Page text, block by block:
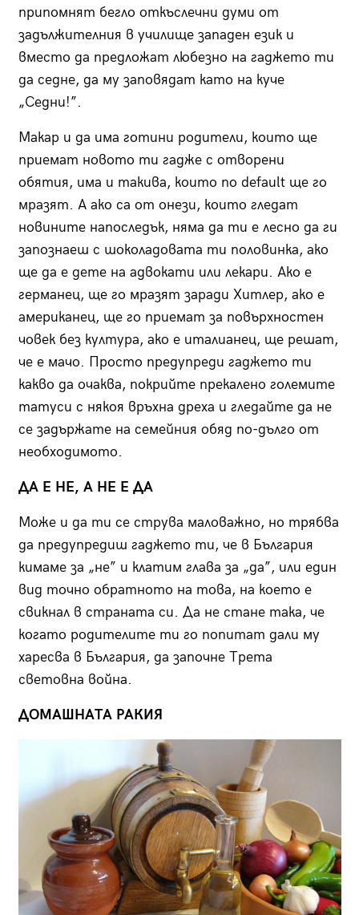
припомнят бегло откъслечни думи от
задължителния в училище западен език и
вместо да предложат любезно на гаджето ти
да седне, да му заповядат като на куче
„Седни!”.
Макар и да има готини родители, които ще
приемат новото ти гадже с отворени
обятия, има и такива, които по default ще го
мразят. А ако са от онези, които гледат
новините напоследък, няма да ти е лесно да ги
запознаеш с шоколадовата ти половинка, ако
ще да е дете на адвокати или лекари. Ако е
германец, ще го мразят заради Хитлер, ако е
американец, ще го приемат за повърхностен
човек без култура, ако е италианец, ще решат,
че е мачо. Просто предупреди гаджето ти
какво да очаква, покрийте прекалено големите
татуси с някоя връхна дреха и гледайте да не
се задържате на семейния обяд по-дълго от
необходимото.
ДА Е НЕ, А НЕ Е ДА
Може и да ти се струва маловажно, но трябва
да предупредиш гаджето ти, че в България
кимаме за „не” и клатим глава за „да”, или един
вид точно обратното на това, на което е
свикнал в страната си. Да не стане така, че
когато родителите ти го попитат дали му
харесва в България, да започне Трета
световна война.
ДОМАШНАТА РАКИЯ